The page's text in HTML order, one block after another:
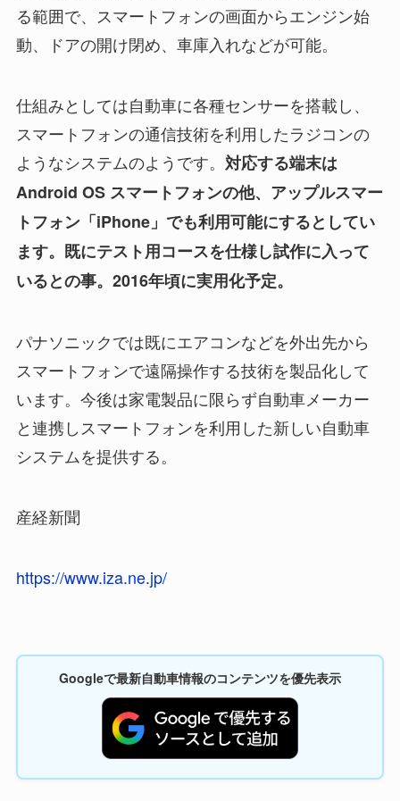
る範囲で、スマートフォンの画面からエンジン始
動、ドアの開け閉め、車庫入れなどが可能。
仕組みとしては自動車に各種センサーを搭載し、
スマートフォンの通信技術を利用したラジコンの
ようなシステムのようです。 対応する端末は
Android OS スマートフォンの他、アップルスマー
トフォン「iPhone」でも利用可能にするとしてい
ます。既にテスト用コースを仕様し試作に入って
いるとの事。2016年頃に実用化予定。
パナソニックでは既にエアコンなどを外出先から
スマートフォンで遠隔操作する技術を製品化して
います。今後は家電製品に限らず自動車メーカー
と連携しスマートフォンを利用した新しい自動車
システムを提供する。
産経新聞
https://www.iza.ne.jp/
Googleで最新自動車情報のコンテンツを優先表示